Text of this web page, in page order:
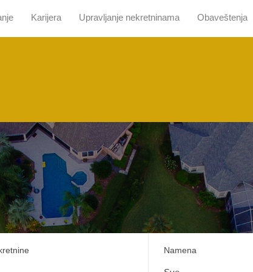
Pretraga sa mapom Prodaja Izdavanje Karijera
Karijera Upravljanje nekretninama Obaveštenja
Namena